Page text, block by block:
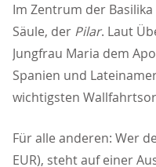
Im Zentrum der
Säule, der Pilar. Laut
Jungfrau Maria dem
Spanien und
wichtigsten
Für alle anderen: Wer
EUR), steht auf einer